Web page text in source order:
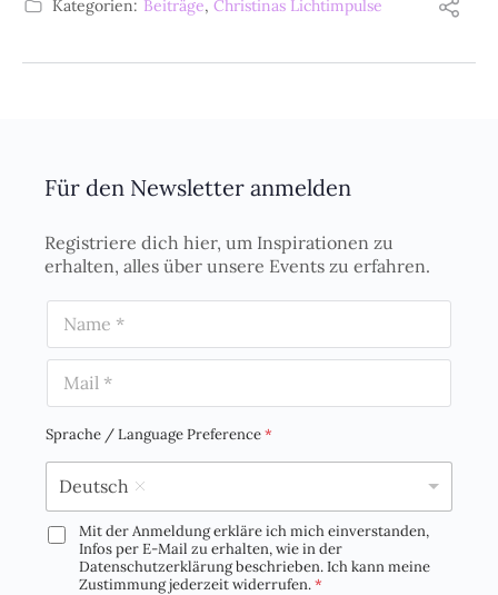
Kategorien: Beiträge, Christinas Lichtimpulse
Für den Newsletter anmelden
Registriere dich hier, um Inspirationen zu
erhalten, alles über unsere Events zu erfahren.
m
a
iSprache / Language Preference*
Deutsch
D
Mit der Anmeldung erkläre ich mich einverstanden,
Infos per E-Mail zu erhalten, wie in der
Datenschutzerklärung beschrieben. Ich kann meine
Zustimmung jederzeit widerrufen.*